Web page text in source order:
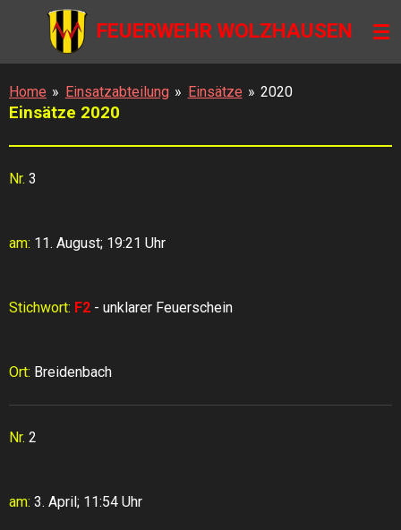
Hauptinhalt
springen
FEUERWEHR WOLZHAUSEN
Home » Einsatzabteilung » Einsätze » 2020
Einsätze 2020
Nr. 3
am: 11. August; 19:21 Uhr
Stichwort: F2 - unklarer Feuerschein
Ort: Breidenbach
Nr. 2
am: 3. April; 11:54 Uhr